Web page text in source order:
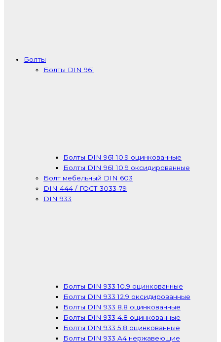
Болты
Болты DIN 961
Болты DIN 961 10.9 оцинкованные
Болты DIN 961 10.9 оксидированные
Болт мебельный DIN 603
DIN 444 / ГОСТ 3033-79
DIN 933
Болты DIN 933 10.9 оцинкованные
Болты DIN 933 12.9 оксидированные
Болты DIN 933 8.8 оцинкованные
Болты DIN 933 4.8 оцинкованные
Болты DIN 933 5.8 оцинкованные
Болты DIN 933 A4 нержавеющие